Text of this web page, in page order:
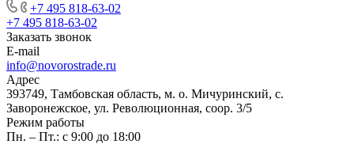
+7 495 818-63-02
+7 495 818-63-02
Заказать звонок
E-mail
info@novorostrade.ru
Адрес
393749, Тамбовская область, м. о. Мичуринский, с.
Заворонежское, ул. Революционная, соор. 3/5
Режим работы
Пн. – Пт.: с 9:00 до 18:00